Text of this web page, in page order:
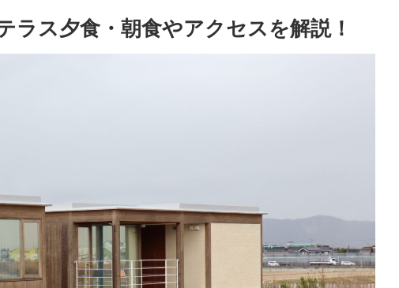
ラス夕食・朝食やアクセスを解説！